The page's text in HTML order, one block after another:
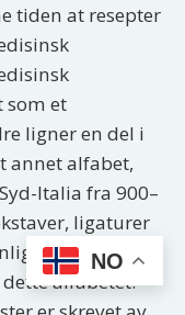
tiden at resepter
som et
ligner en del i
annet alfabet,
Italia fra 900–
ligaturer
minuskuler.
alfabetet.
NO